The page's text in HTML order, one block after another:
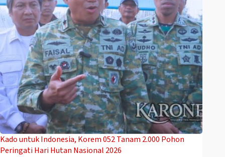
Kado untuk Indonesia, Korem 052 Tanam 2.000 Pohon
Peringati Hari Hutan Nasional 2026